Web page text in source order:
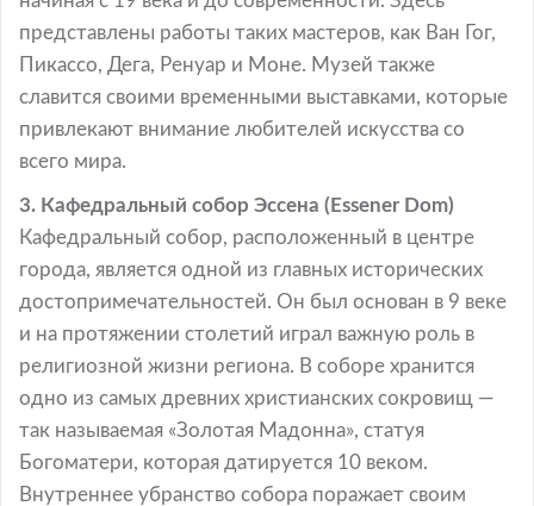
представлены работы таких мастеров, как Ван Гог,
Пикассо, Дега, Ренуар и Моне. Музей также
славится своими временными выставками, которые
привлекают внимание любителей искусства со
всего мира.
3. Кафедральный собор Эссена (Essener Dom)
Кафедральный собор, расположенный в центре
города, является одной из главных исторических
достопримечательностей. Он был основан в 9 веке
и на протяжении столетий играл важную роль в
религиозной жизни региона. В соборе хранится
одно из самых древних христианских сокровищ —
так называемая «Золотая Мадонна», статуя
Богоматери, которая датируется 10 веком.
Внутреннее убранство собора поражает своим